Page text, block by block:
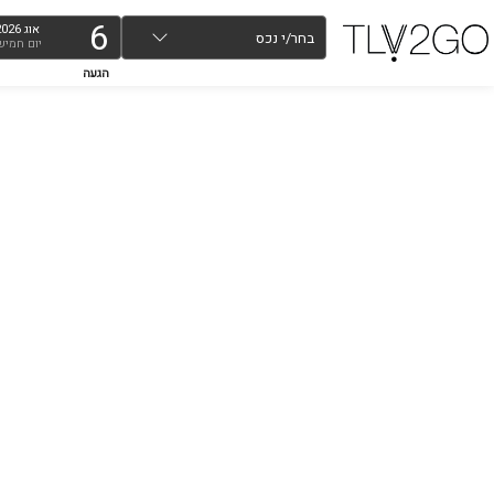
בחר/י נכס
הגעה
6 אוג
יום